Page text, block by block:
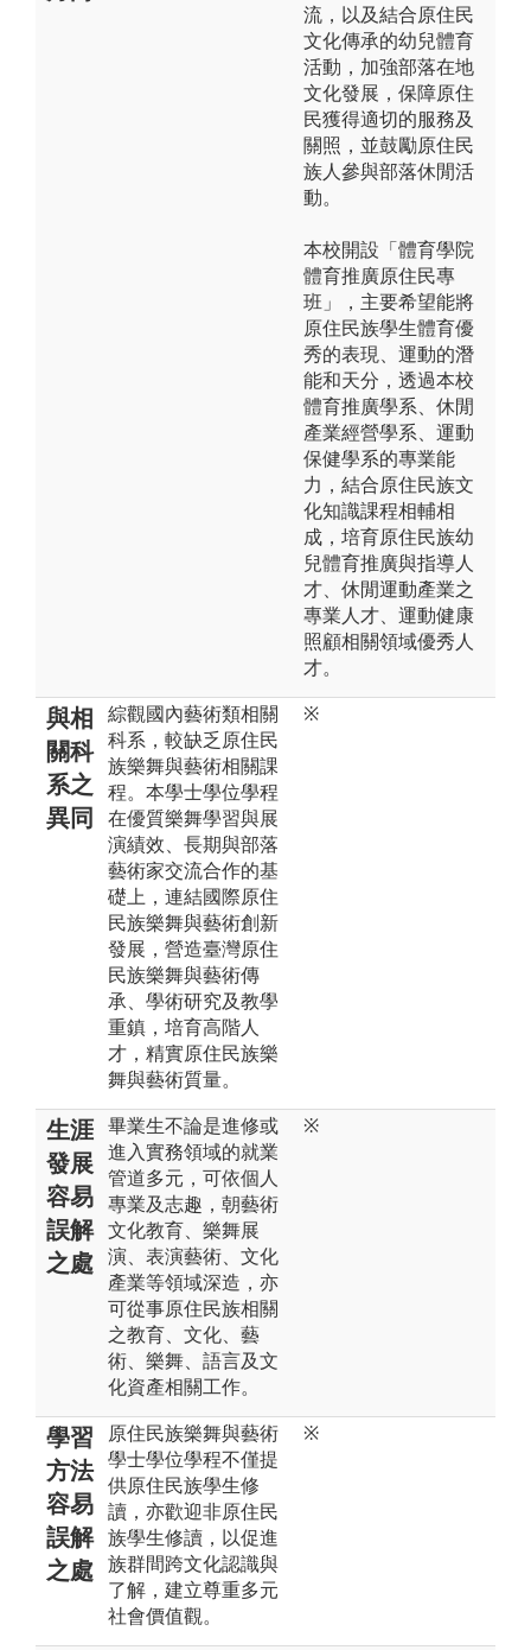
流，以及結合原住民
文化傳承的幼兒體育
活動，加強部落在地
文化發展，保障原住
民獲得適切的服務及
關照，並鼓勵原住民
族人參與部落休閒活
動。
本校開設「體育學院
體育推廣原住民專
班」，主要希望能將
原住民族學生體育優
秀的表現、運動的潛
能和天分，透過本校
體育推廣學系、休閒
產業經營學系、運動
保健學系的專業能
力，結合原住民族文
化知識課程相輔相
成，培育原住民族幼
兒體育推廣與指導人
才、休閒運動產業之
專業人才、運動健康
照顧相關領域優秀人
才。
與相
關科
系之
異同
綜觀國內藝術類相關
科系，較缺乏原住民
族樂舞與藝術相關課
程。本學士學位學程
在優質樂舞學習與展
演績效、長期與部落
藝術家交流合作的基
礎上，連結國際原住
民族樂舞與藝術創新
發展，營造臺灣原住
民族樂舞與藝術傳
承、學術研究及教學
重鎮，培育高階人
才，精實原住民族樂
舞與藝術質量。
※
生涯
發展
容易
誤解
之處
畢業生不論是進修或
進入實務領域的就業
管道多元，可依個人
專業及志趣，朝藝術
文化教育、樂舞展
演、表演藝術、文化
產業等領域深造，亦
可從事原住民族相關
之教育、文化、藝
術、樂舞、語言及文
化資產相關工作。
※
學習
方法
容易
誤解
之處
原住民族樂舞與藝術
學士學位學程不僅提
供原住民族學生修
讀，亦歡迎非原住民
族學生修讀，以促進
族群間跨文化認識與
了解，建立尊重多元
社會價值觀。
※